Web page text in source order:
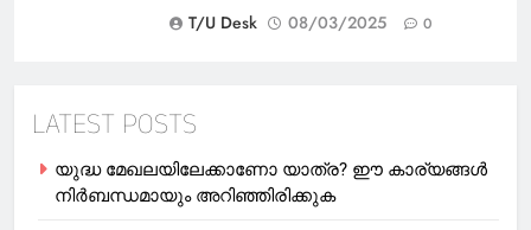
T/U Desk 08/03/2025 0
LATEST POSTS
യുദ്ധ മേഖലയിലേക്കാണോ യാത്ര? ഈ കാര്യങ്ങള്‍
നിര്‍ബന്ധമായും അറിഞ്ഞിരിക്കുക